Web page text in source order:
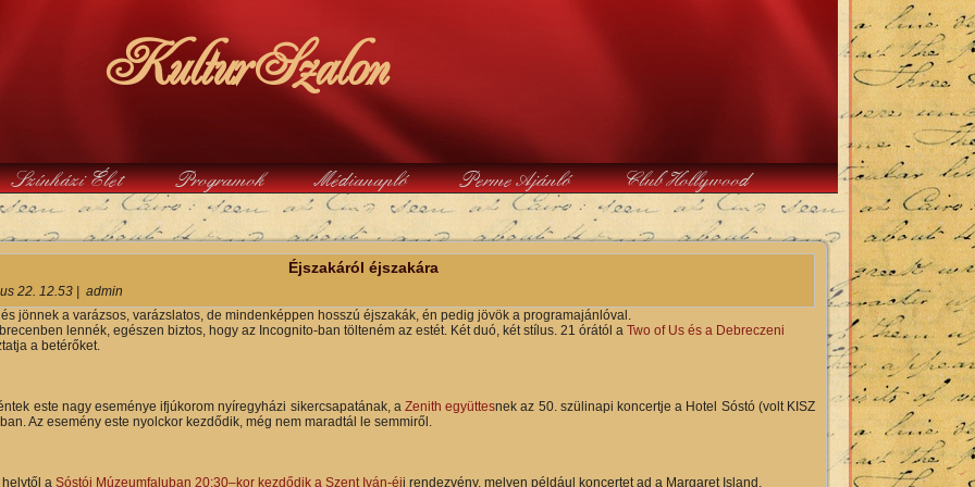
KulturSzalon
Színházi Élet Programok Médianapló Perme Ajánló Club Hollywood
Éjszakáról éjszakára
22. 12.53
admin
jönnek a varázsos, varázslatos, de mindenképpen hosszú éjszakák, én pedig jövök a programajánlóval.
lennék, egészen biztos, hogy az Incognito-ban tölteném az estét. Két duó, két stílus. 21 órától a Two of Us és a Debreczeni
a betérőket.
este nagy eseménye ifjúkorom nyíregyházi sikercsapatának, a Zenith együttesnek az 50. szülinapi koncertje a Hotel Sóstó (volt KISZ
Az esemény este nyolckor kezdődik, még nem maradtál le semmiről.
helytől a Sóstói Múzeumfaluban 20:30–kor kezdődik a Szent Iván-éji rendezvény, melyen például koncertet ad a Margaret Island.